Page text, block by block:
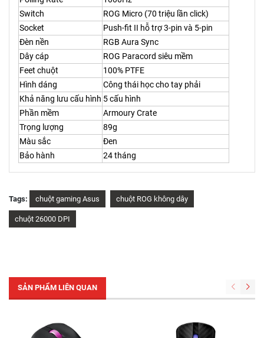
Switch
ROG Micro (70 triệu lần click)
Socket
Push-fit II hỗ trợ 3-pin và 5-pin
Đèn nền
RGB Aura Sync
Dây cáp
ROG Paracord siêu mềm
Feet chuột
100% PTFE
Hình dáng
Công thái học cho tay phải
Khả năng lưu cấu hình 5 cấu hình
Phần mềm
Armoury Crate
Trọng lượng
89g
Màu sắc
Đen
Bảo hành
24 tháng
Tags: chuột gaming Asus chuột ROG không dây
chuột 26000 DPI
SẢN PHẨM LIÊN QUAN